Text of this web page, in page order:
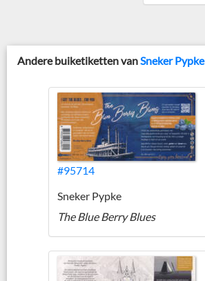
Andere buiketiketten vanSneker Pypke
#95714
Sneker Pypke
The Blue Berry Blues